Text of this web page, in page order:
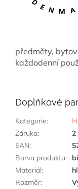
předměty,
každodenní
Doplňkové
Kategorie:
Záruka:
2
EAN:
Barva produktu:
Materiál:
Rozměr: